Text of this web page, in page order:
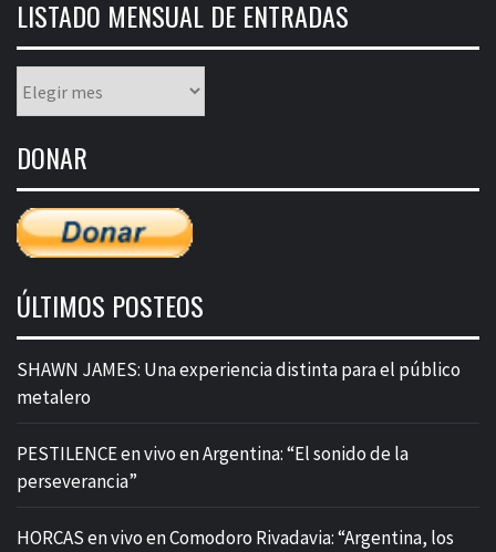
LISTADO MENSUAL DE ENTRADAS
mensual
entradas
DONAR
ÚLTIMOS POSTEOS
SHAWN JAMES: Una experiencia distinta para el público
metalero
PESTILENCE en vivo en Argentina: “El sonido de la
perseverancia”
HORCAS en vivo en Comodoro Rivadavia: “Argentina, los